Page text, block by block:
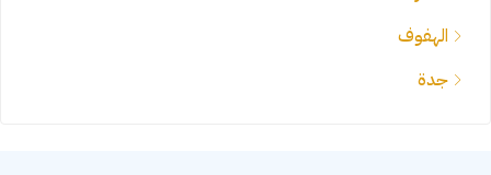
الهفوف
جدة